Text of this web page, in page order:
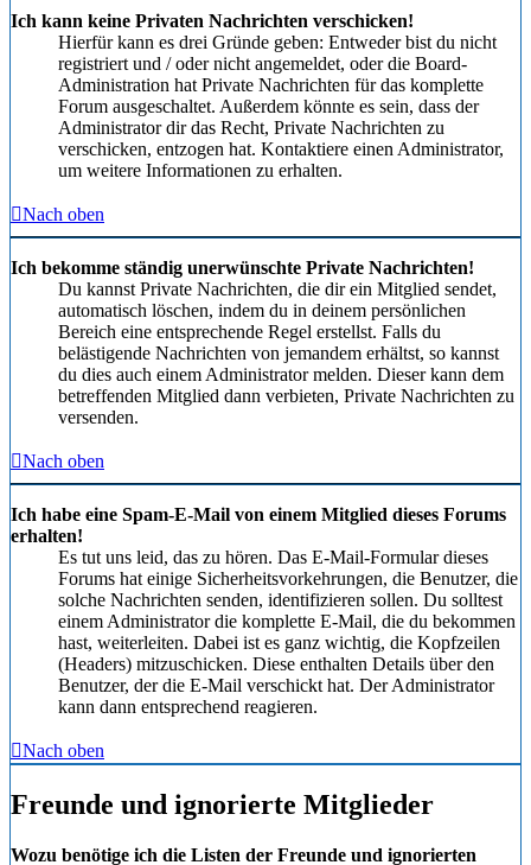
Ich kann keine Privaten Nachrichten verschicken!
Hierfür kann es drei Gründe geben: Entweder bist du nicht
registriert und / oder nicht angemeldet, oder die Board-
Administration hat Private Nachrichten für das komplette
Forum ausgeschaltet. Außerdem könnte es sein, dass der
Administrator dir das Recht, Private Nachrichten zu
verschicken, entzogen hat. Kontaktiere einen Administrator,
um weitere Informationen zu erhalten.
Nach oben
Ich bekomme ständig unerwünschte Private Nachrichten!
Du kannst Private Nachrichten, die dir ein Mitglied sendet,
automatisch löschen, indem du in deinem persönlichen
Bereich eine entsprechende Regel erstellst. Falls du
belästigende Nachrichten von jemandem erhältst, so kannst
du dies auch einem Administrator melden. Dieser kann dem
betreffenden Mitglied dann verbieten, Private Nachrichten zu
versenden.
Nach oben
Ich habe eine Spam-E-Mail von einem Mitglied dieses Forums
erhalten!
Es tut uns leid, das zu hören. Das E-Mail-Formular dieses
Forums hat einige Sicherheitsvorkehrungen, die Benutzer, die
solche Nachrichten senden, identifizieren sollen. Du solltest
einem Administrator die komplette E-Mail, die du bekommen
hast, weiterleiten. Dabei ist es ganz wichtig, die Kopfzeilen
(Headers) mitzuschicken. Diese enthalten Details über den
Benutzer, der die E-Mail verschickt hat. Der Administrator
kann dann entsprechend reagieren.
Nach oben
Freunde und ignorierte Mitglieder
Wozu benötige ich die Listen der Freunde und ignorierten